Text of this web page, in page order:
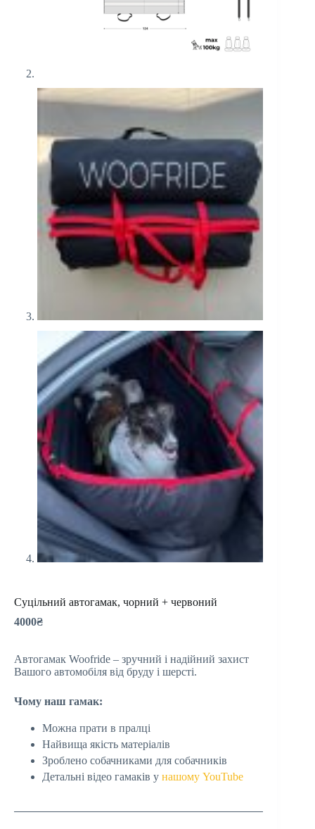
Суцільний автогамак, чорний + червоний
4000₴
Автогамак Woofride – зручний і надійний захист
Вашого автомобіля від бруду і шерсті.
Чому наш гамак:
Можна прати в пралці
Найвища якість матеріалів
Зроблено собачниками для собачників
Детальні відео гамаків у нашому YouTube